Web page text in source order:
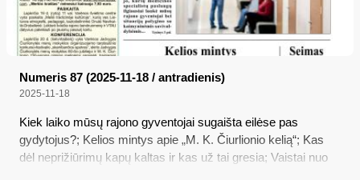
Numeris 87 (2025-11-18 / antradienis)
2025-11-18
Kiek laiko mūsų rajono gyventojai sugaišta eilėse pas
gydytojus?; Kelios mintys apie „M. K. Čiurlionio kelią“; Kas
dėl neprižiūrimų kapų kaltas ir kas už tai gresia; Vaistai nuo